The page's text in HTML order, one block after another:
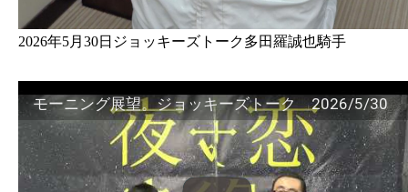
2026年5月30日ジョッキーズトーク多田羅誠也騎手
モーニング展望。ジョッキーズトーク 2026/5/30